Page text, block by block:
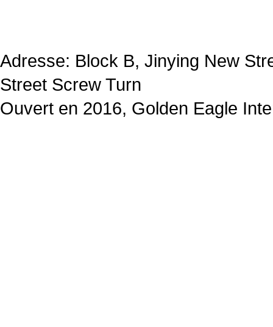
Adresse: Block B, Jinying New
Street Screw Turn
Ouvert en 2016, Golden Eagle